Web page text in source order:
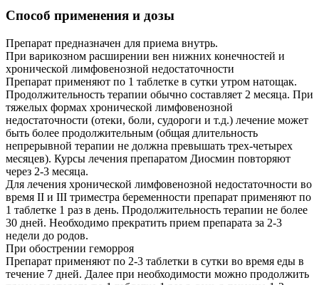
Способ применения и дозы
Препарат предназначен для приема внутрь.
При варикозном расширении вен нижних конечностей и
хронической лимфовенозной недостаточности
Препарат применяют по 1 таблетке в сутки утром натощак.
Продолжительность терапии обычно составляет 2 месяца. При
тяжелых формах хронической лимфовенозной
недостаточности (отеки, боли, судороги и т.д.) лечение может
быть более продолжительным (общая длительность
непрерывной терапии не должна превышать трех-четырех
месяцев). Курсы лечения препаратом Диосмин повторяют
через 2-3 месяца.
Для лечения хронической лимфовенозной недостаточности во
время II и III триместра беременности препарат применяют по
1 таблетке 1 раз в день. Продолжительность терапии не более
30 дней. Необходимо прекратить прием препарата за 2-3
недели до родов.
При обострении геморроя
Препарат применяют по 2-3 таблетки в сутки во время еды в
течение 7 дней. Далее при необходимости можно продолжить